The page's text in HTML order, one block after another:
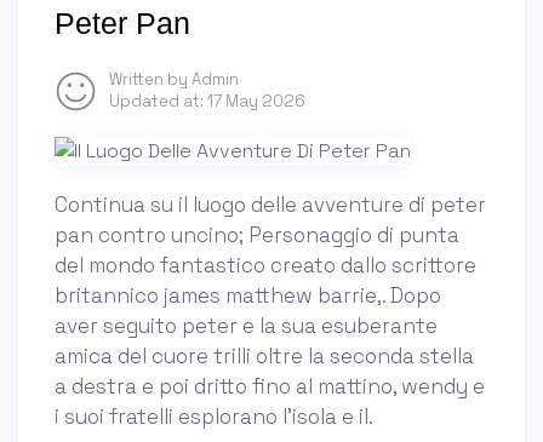
Peter Pan
Written by Admin
Updated at: 17 May 2026
Continua su il luogo delle avventure di peter
pan contro uncino; Personaggio di punta
del mondo fantastico creato dallo scrittore
britannico james matthew barrie,. Dopo
aver seguito peter e la sua esuberante
amica del cuore trilli oltre la seconda stella
a destra e poi dritto fino al mattino, wendy e
i suoi fratelli esplorano l'isola e il.